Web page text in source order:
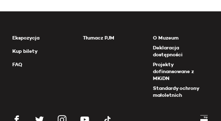
Ekspozycja
Kup bilety
FAQ
Tłumacz PJM
O Muzeum
Deklaracja
dostępności
Projekty
dofinansowane z
MKiDN
Standardy ochrony
małoletnich